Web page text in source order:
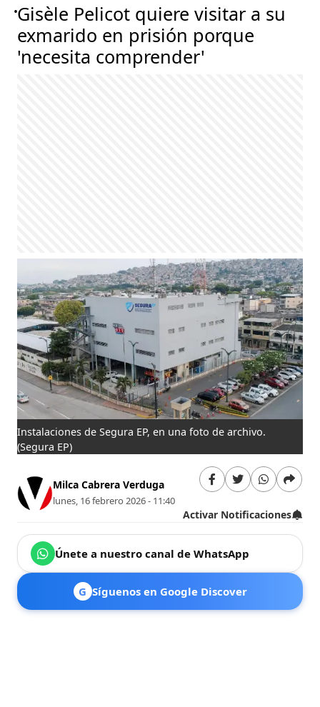
•Gisèle Pelicot quiere visitar a su
exmarido en prisión porque
'necesita comprender'
Instalaciones de Segura EP, en una foto de archivo.
(Segura EP)
Milca Cabrera Verduga
lunes, 16 febrero 2026 - 11:40
Activar Notificaciones
Únete a nuestro canal de WhatsApp
G Síguenos en Google Discover